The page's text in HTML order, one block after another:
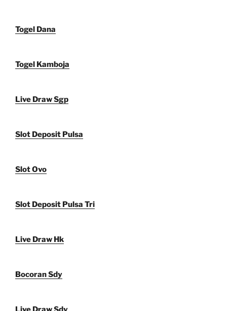
Togel Dana
Togel Kamboja
Live Draw Sgp
Slot Deposit Pulsa
Slot Ovo
Slot Deposit Pulsa Tri
Live Draw Hk
Bocoran Sdy